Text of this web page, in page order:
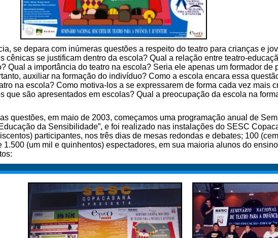
se depara com inúmeras questões a respeito do teatro para crianças e
cênicas se justificam dentro da escola? Qual a relação entre teatro-
Qual a importância do teatro na escola? Seria ele apenas um formador de
auxiliar na formação do indivíduo? Como a escola encara essa
na escola? Como motiva-los a se expressarem de forma cada vez mais
que são apresentados em escolas? Qual a preocupação da escola na
questões, em maio de 2003, começamos uma programação anual de
da Sensibilidade”, e foi realizado nas instalações do SESC
participantes, nos três dias de mesas redondas e debates; 100
(um mil e quinhentos) espectadores, em sua maioria alunos do